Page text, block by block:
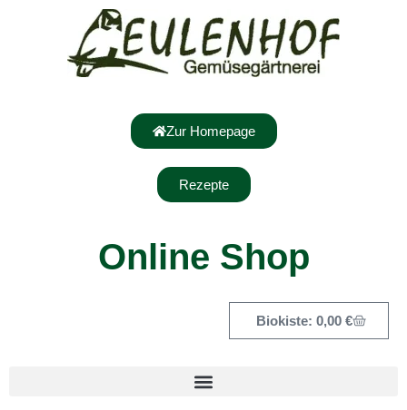
Zur Homepage
Rezepte
Online Shop
0,00 €